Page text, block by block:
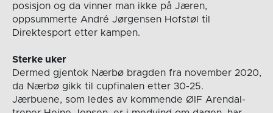
posisjon og da vinner man ikke på Jæren,
oppsummerte André Jørgensen Hofstøl til
Direktesport etter kampen.
Sterke uker
Dermed gjentok Nærbø bragden fra november 2020,
da Nærbø gikk til cupfinalen etter 30-25.
Jærbuene, som ledes av kommende ØIF Arendal-